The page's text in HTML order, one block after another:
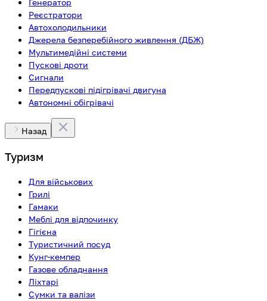
Генератор
Реєстратори
Автохолодильники
Джерела безперебійного живлення (ДБЖ)
Мультимедійні системи
Пускові дроти
Сигнали
Передпускові підігрівачі двигуна
Автономні обігрівачі
Назад
Туризм
Для військових
Грилі
Гамаки
Меблі для відпочинку
Гігієна
Туристичний посуд
Кунг-кемпер
Газове обладнання
Ліхтарі
Сумки та валізи